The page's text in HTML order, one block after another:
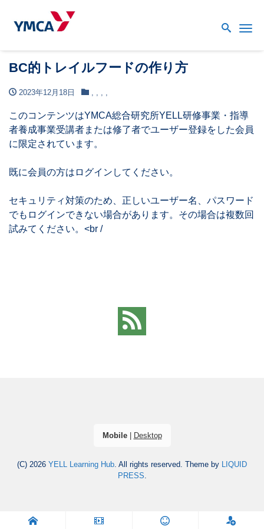
BC的トレイルフードの作り方
2023年12月18日
このコンテンツはYMCA総合研究所YELL研修事業・指導
者養成事業受講者または修了者でユーザー登録をした会員
に限定されています。
既に会員の方はログインしてください。
セキュリティ対策のため、正しいユーザー名、パスワード
でもログインできない場合があります。その場合は複数回
試みてください。<br /
Mobile| Desktop
(C) 2026 YELL Learning Hub . All rights reserved. Theme by LIQUID
PRESS